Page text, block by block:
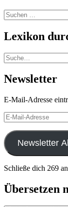
Suchen
nach:
Lexikon
Suche
Newsletter
E-Mail-Adresse
E-
Mail-
Adresse
Newsletter
Schließe dich 269
Übersetzen